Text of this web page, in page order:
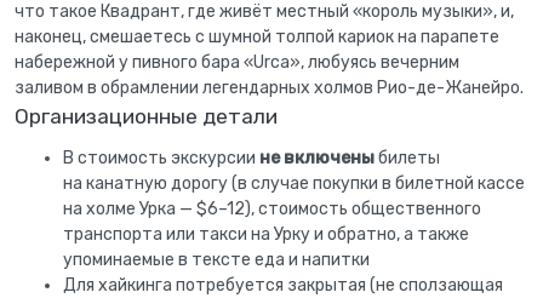
что такое Квадрант, где живёт местный «король музыки», и,
наконец, смешаетесь с шумной толпой кариок на парапете
набережной у пивного бара «Urca», любуясь вечерним
заливом в обрамлении легендарных холмов Рио-де-Жанейро.
Организационные детали
В стоимость экскурсии не включеныбилеты
на канатную дорогу (в случае покупки в билетной кассе
на холме Урка — $6–12), стоимость общественного
транспорта или такси на Урку и обратно, а также
упоминаемые в тексте еда и напитки
Для хайкинга потребуется закрытая (не сползающая